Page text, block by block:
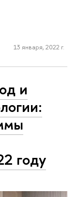
13 января, 2022 г.
и
году